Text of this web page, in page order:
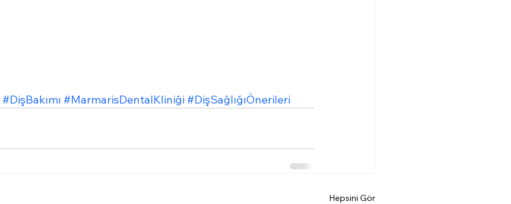
#DişBakımı #MarmarisDentalKliniği #DişSağlığıÖnerileri
Hepsini Gör